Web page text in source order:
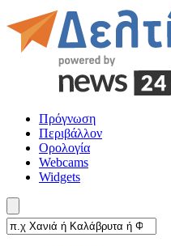
Πρόγνωση
Περιβάλλον
Ορολογία
Webcams
Widgets